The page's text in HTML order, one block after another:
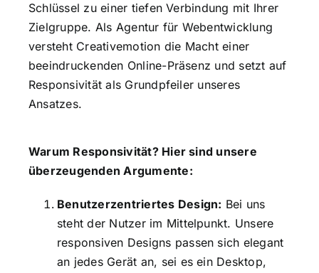
Schlüssel zu einer tiefen Verbindung mit Ihrer
Zielgruppe. Als Agentur für Webentwicklung
versteht Creativemotion die Macht einer
beeindruckenden Online-Präsenz und setzt auf
Responsivität als Grundpfeiler unseres
Ansatzes.
Warum Responsivität? Hier sind unsere
überzeugenden Argumente:
Benutzerzentriertes Design: Bei uns
steht der Nutzer im Mittelpunkt. Unsere
responsiven Designs passen sich elegant
an jedes Gerät an, sei es ein Desktop,